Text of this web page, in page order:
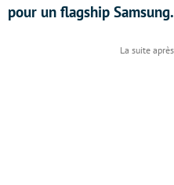
pour un flagship Samsung.